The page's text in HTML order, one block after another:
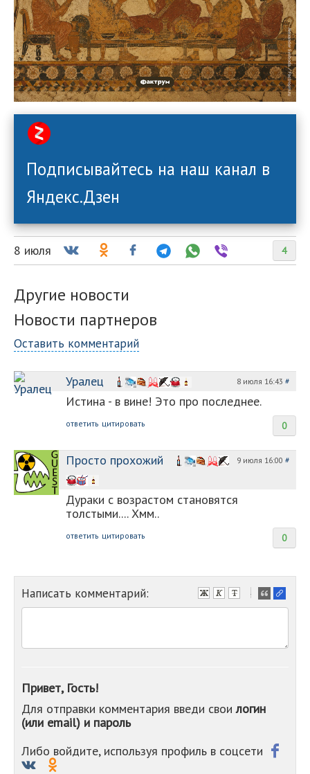
Подписывайтесь на наш канал в
Яндекс.Дзен
4
8 июля
Другие новости
Новости партнеров
Оставить комментарий
Уралец 8 июля 16:43 #
Истина - в вине! Это про последнее.
0
ответить цитировать
Просто прохожий 9 июля 16:00 #
Дураки с возрастом становятся
толстыми.... Хмм..
0
ответить цитировать
Написать комментарий:
-
-
-
-
Привет, Гость!
Для отправки комментария введи своилогин
(или email) и пароль
Либо войдите, используя профиль в соцсети